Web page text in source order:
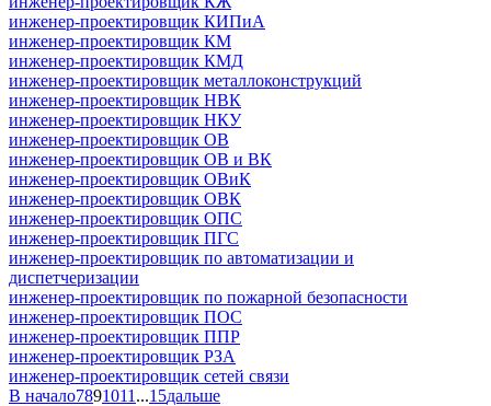
инженер-проектировщик КИПиА
инженер-проектировщик КМ
инженер-проектировщик КМД
инженер-проектировщик металлоконструкций
инженер-проектировщик НВК
инженер-проектировщик НКУ
инженер-проектировщик ОВ
инженер-проектировщик ОВ и ВК
инженер-проектировщик ОВиК
инженер-проектировщик ОВК
инженер-проектировщик ОПС
инженер-проектировщик ПГС
инженер-проектировщик по автоматизации и
диспетчеризации
инженер-проектировщик по пожарной безопасности
инженер-проектировщик ПОС
инженер-проектировщик ППР
инженер-проектировщик РЗА
инженер-проектировщик сетей связи
В начало7891011 ...15дальше